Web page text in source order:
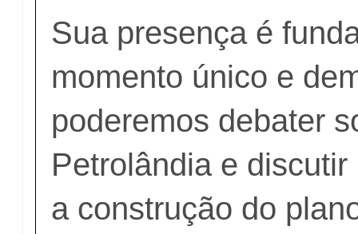
Sua presença é
momento único e
poderemos debater
Petrolândia e
a construção do